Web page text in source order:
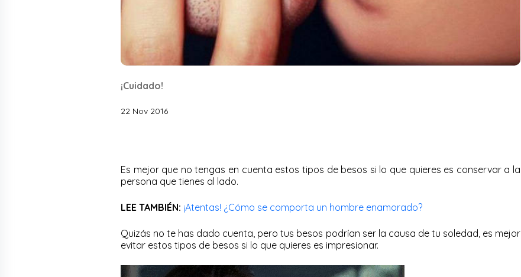
¡Cuidado!
22 Nov 2016
Es mejor que no tengas en cuenta estos tipos de besos si lo que quieres es conservar a la
persona que tienes al lado.
LEE TAMBIÉN: ¡Atentas! ¿Cómo se comporta un hombre enamorado?
Quizás no te has dado cuenta, pero tus besos podrían ser la causa de tu soledad, es mejor
evitar estos tipos de besos si lo que quieres es impresionar.